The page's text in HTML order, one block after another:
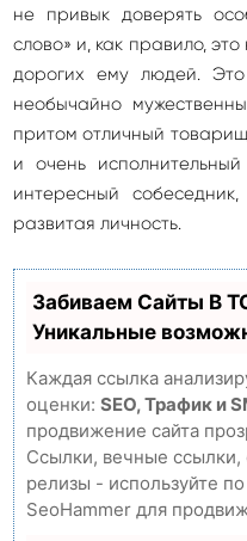
не привык доверять
слово» и, как правило,
дорогих ему людей. Это
необычайно
притом отличный
и очень
интересный
развитая личность.
Забиваем Сайты В
Уникальные
Каждая ссылка
оценки: SEO, Трафик и
продвижение сайта
Ссылки, вечные ссылки,
релизы - используйте
SeoHammer для